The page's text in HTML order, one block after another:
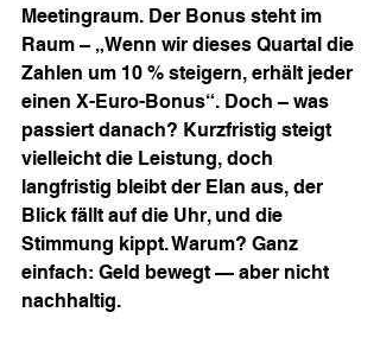
Meetingraum. Der Bonus steht im
Raum – „Wenn wir dieses Quartal die
Zahlen um 10 % steigern, erhält jeder
einen X-Euro-Bonus“. Doch – was
passiert danach? Kurzfristig steigt
vielleicht die Leistung, doch
langfristig bleibt der Elan aus, der
Blick fällt auf die Uhr, und die
Stimmung kippt. Warum? Ganz
einfach: Geld bewegt — aber nicht
nachhaltig.